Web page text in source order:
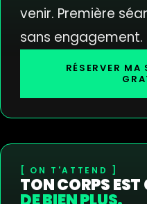
venir. Première
sans engagement.
RÉSERVER
ON T'ATTEND
TON CORPS EST